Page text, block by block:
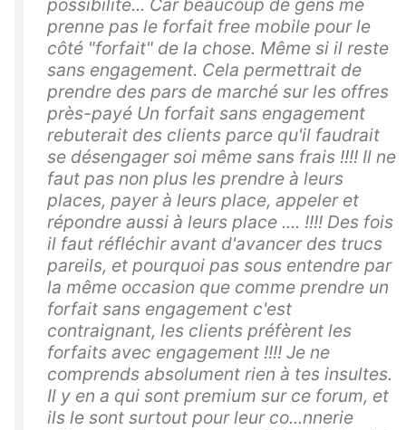
possibilité... Car beaucoup de gens me
prenne pas le forfait free mobile pour le
côté "forfait" de la chose. Même si il reste
sans engagement. Cela permettrait de
prendre des pars de marché sur les offres
près-payé Un forfait sans engagement
rebuterait des clients parce qu'il faudrait
se désengager soi même sans frais !!!! Il ne
faut pas non plus les prendre à leurs
places, payer à leurs place, appeler et
répondre aussi à leurs place .... !!!! Des fois
il faut réfléchir avant d'avancer des trucs
pareils, et pourquoi pas sous entendre par
la même occasion que comme prendre un
forfait sans engagement c'est
contraignant, les clients préfèrent les
forfaits avec engagement !!!! Je ne
comprends absolument rien à tes insultes.
Il y en a qui sont premium sur ce forum, et
ils le sont surtout pour leur co...nnerie